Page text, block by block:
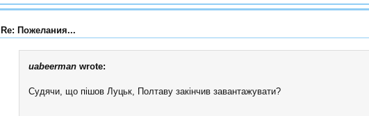
Re: Пожелания...
uabeerman wrote:
Судячи, що пішов Луцьк, Полтаву закінчив завантажувати?